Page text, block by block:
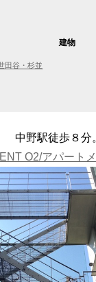
田谷・杉並
建物
中野駅徒歩８分
O2/アパート